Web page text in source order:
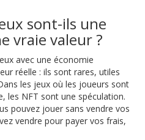
sont-ils une
vraie valeur ?
avec une économie
réelle : ils sont rares, utiles
les jeux où les joueurs sont
les NFT sont une spéculation.
pouvez jouer sans vendre vos
vendre pour payer vos frais,